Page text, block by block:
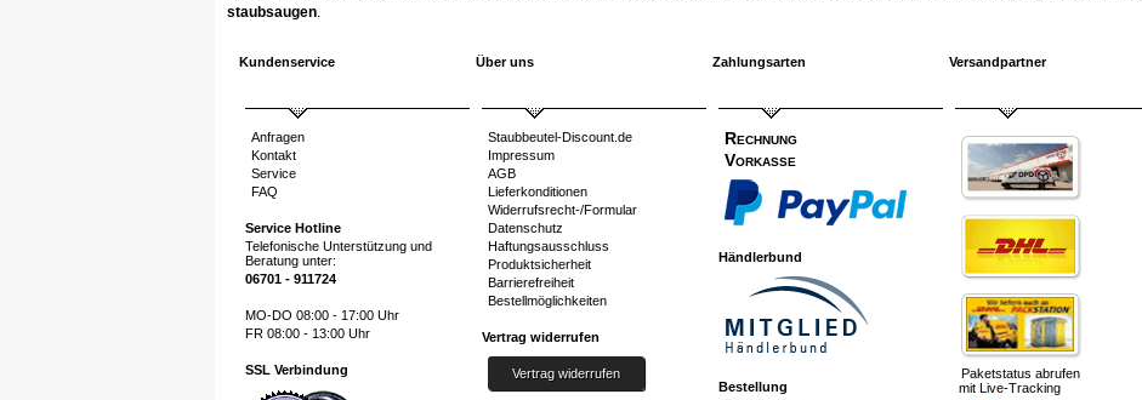
staubsaugen.
Kundenservice
Anfragen
Kontakt
Service
FAQ
Service Hotline
Telefonische Unterstützung und
Beratung unter:
06701 - 911724
MO-DO 08:00 - 17:00 Uhr
FR 08:00 - 13:00 Uhr
SSL Verbindung
Über uns
Staubbeutel-Discount.de
Impressum
AGB
Lieferkonditionen
Widerrufsrecht-/Formular
Datenschutz
Haftungsausschluss
Produktsicherheit
Barrierefreiheit
Bestellmöglichkeiten
Vertrag widerrufen
Vertrag widerrufen
Zahlungsarten
Rechnung
Vorkasse
Händlerbund
Bestellung
Versandpartner
Paketstatus abrufen
mit Live-Tracking